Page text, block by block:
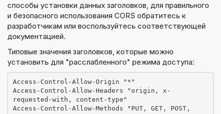
способы установки данных заголовков, для правильного
и безопасного использования CORS обратитесь к
разработчикам или воспользуйтесь соответствующей
документацией.
Типовые значения заголовков, которые можно
установить для "расслабленного" режима доступа:
Access-Control-Allow-Origin "*"
Access-Control-Allow-Headers "origin, x-
requested-with, content-type"
Access-Control-Allow-Methods "PUT, GET, POST,